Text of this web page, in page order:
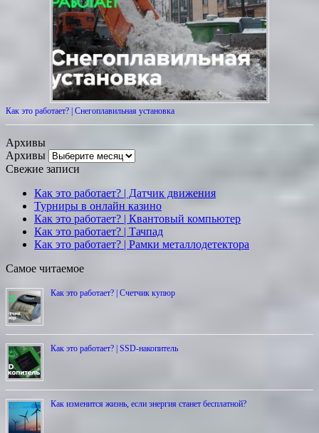
Как это работает? | Снегоплавильная установка
Архивы
Архивы
Свежие записи
Как это работает? | Датчик движения
Турниры в онлайн казино
Как это работает? | Квантовый компьютер
Как это работает? | Тачпад
Как это работает? | Рамки металлодетектора
Самое читаемое
Как это работает? | Счетчик купюр
Как это работает? | SSD-накопитель
Как изменится жизнь, если энергия станет бесплатной?